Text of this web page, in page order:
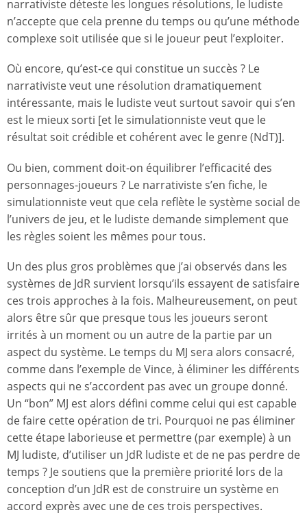
narrativiste déteste les longues résolutions, le ludiste
n’accepte que cela prenne du temps ou qu’une méthode
complexe soit utilisée que si le joueur peut l’exploiter.
Où encore, qu’est-ce qui constitue un succès ? Le
narrativiste veut une résolution dramatiquement
intéressante, mais le ludiste veut surtout savoir qui s’en
est le mieux sorti [et le simulationniste veut que le
résultat soit crédible et cohérent avec le genre (NdT)].
Ou bien, comment doit-on équilibrer l’efficacité des
personnages-joueurs ? Le narrativiste s’en fiche, le
simulationniste veut que cela reflète le système social de
l’univers de jeu, et le ludiste demande simplement que
les règles soient les mêmes pour tous.
Un des plus gros problèmes que j’ai observés dans les
systèmes de JdR survient lorsqu’ils essayent de satisfaire
ces trois approches à la fois. Malheureusement, on peut
alors être sûr que presque tous les joueurs seront
irrités à un moment ou un autre de la partie par un
aspect du système. Le temps du MJ sera alors consacré,
comme dans l’exemple de Vince, à éliminer les différents
aspects qui ne s’accordent pas avec un groupe donné.
Un “bon” MJ est alors défini comme celui qui est capable
de faire cette opération de tri. Pourquoi ne pas éliminer
cette étape laborieuse et permettre (par exemple) à un
MJ ludiste, d’utiliser un JdR ludiste et de ne pas perdre de
temps ? Je soutiens que la première priorité lors de la
conception d’un JdR est de construire un système en
accord exprès avec une de ces trois perspectives.